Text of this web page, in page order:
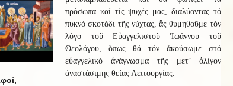
πρόσωπα καί τίς ψυχές μας, διαλύοντας τό
πυκνό σκοτάδι τῆς νύχτας, ἄς θυμηθοῦμε τόν
λόγο τοῦ Εὐαγγελιστοῦ Ἰωάννου τοῦ
Θεολόγου, ὅπως θά τόν ἀκούσωμε στό
εὐαγγελικό ἀνάγνωσμα τῆς μετ’ ὀλίγον
ἀναστάσιμης θείας Λειτουργίας.